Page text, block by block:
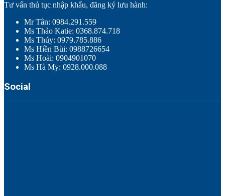
Tư vấn thủ tục nhập khẩu, đăng ký lưu hành:
Mr Tân: 0984.291.559
Ms Thảo Katie: 0368.874.718
Ms Thúy: 0979.785.886
Ms Hiền Bùi: 0988726654
Ms Hoài: 0904901070
Ms Hà My: 0928.000.088
Social